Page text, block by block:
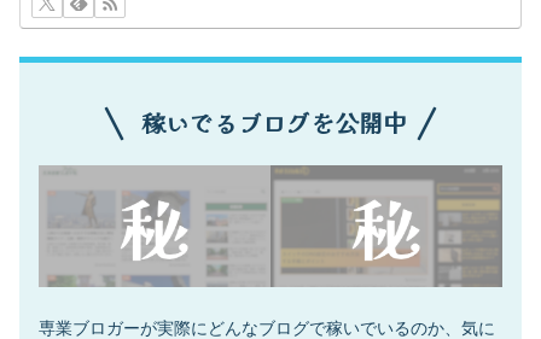
稼いでるブログを公開中
専業ブロガーが実際にどんなブログで稼いでいるのか、気に